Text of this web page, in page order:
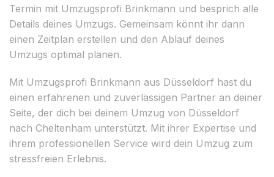
Termin mit Umzugsprofi Brinkmann und besprich alle
Details deines Umzugs. Gemeinsam könnt ihr dann
einen Zeitplan erstellen und den Ablauf deines
Umzugs optimal planen.
Mit Umzugsprofi Brinkmann aus Düsseldorf hast du
einen erfahrenen und zuverlässigen Partner an deiner
Seite, der dich bei deinem Umzug von Düsseldorf
nach Cheltenham unterstützt. Mit ihrer Expertise und
ihrem professionellen Service wird dein Umzug zum
stressfreien Erlebnis.